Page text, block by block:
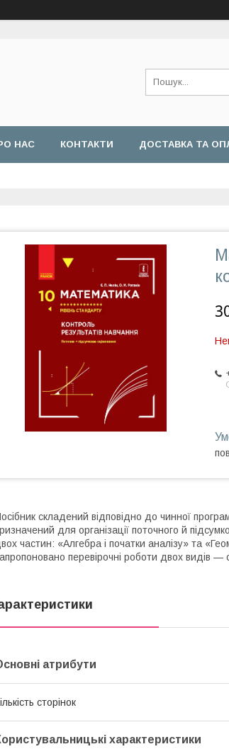
НАС КОНТАКТИ ДОСТАВКА ТА
складений відповідно до чинної
для організації поточного й
частин: «Алгебра і початки аналізу» та
перевірочні роботи двох видів —
атрибути
сторінок
характеристики